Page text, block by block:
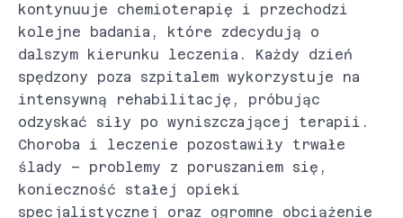
kontynuuje chemioterapię i przechodzi
kolejne badania, które zdecydują o
dalszym kierunku leczenia. Każdy dzień
spędzony poza szpitalem wykorzystuje na
intensywną rehabilitację, próbując
odzyskać siły po wyniszczającej terapii.
Choroba i leczenie pozostawiły trwałe
ślady – problemy z poruszaniem się,
konieczność stałej opieki
specjalistycznej oraz ogromne obciążenie